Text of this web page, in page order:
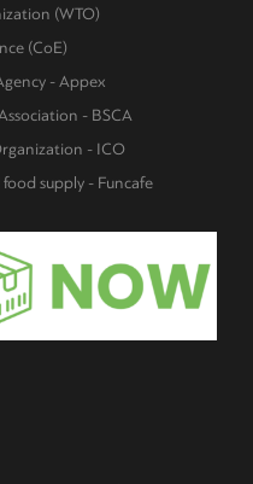
(WTO)
(CoE)
- Appex
- BSCA
- ICO
supply - Funcafe